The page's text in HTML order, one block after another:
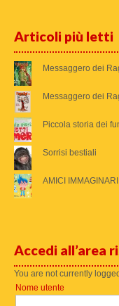
Articoli più letti
Messaggero dei
Messaggero dei
Piccola storia dei
Sorrisi bestiali
AMICI IMMAGINARI
Accedi all’area
You are not currently
Nome utente